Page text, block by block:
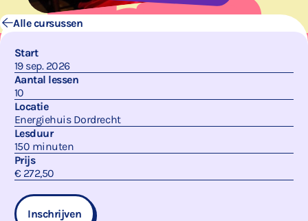
Alle cursussen
Start
19 sep. 2026
Aantal lessen
10
Locatie
Energiehuis Dordrecht
Lesduur
150 minuten
Prijs
€ 272,50
Inschrijven